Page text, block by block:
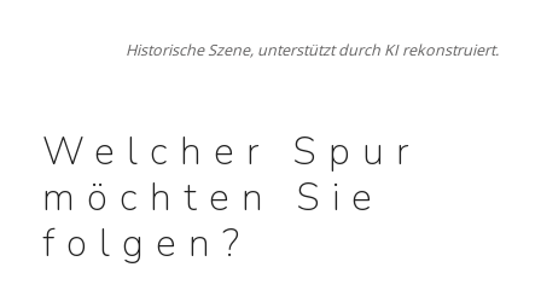
Historische Szene, unterstützt durch KI rekonstruiert.
Welcher Spur
möchten Sie
folgen?